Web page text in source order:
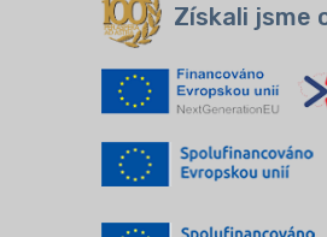
Získali jsme